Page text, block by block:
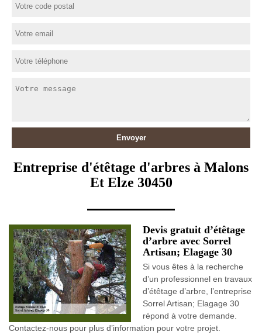
Entreprise d'étêtage d'arbres à Malons
Et Elze 30450
Devis gratuit d’étêtage
d’arbre avec Sorrel
Artisan; Elagage 30
Si vous êtes à la recherche
d’un professionnel en travaux
d’étêtage d’arbre, l’entreprise
Sorrel Artisan; Elagage 30
répond à votre demande.
Contactez-nous pour plus d’information pour votre projet.